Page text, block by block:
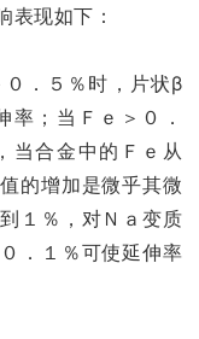
表现如下：
．５％时，片状β
；当Ｆｅ＞０．
当合金中的Ｆｅ从
的增加是微乎其微
１％，对Ｎａ变质
．１％可使延伸率